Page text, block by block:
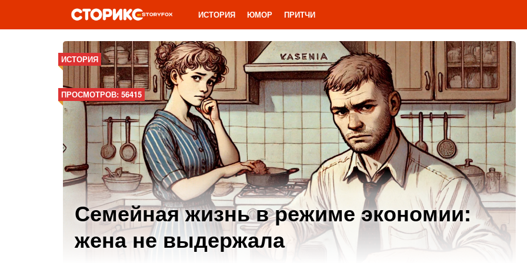
ИСТОРИЯ ЮМОР ПРИТЧИ
ИСТОРИЯ
ПРОСМОТРОВ: 56415
Семейная жизнь в режиме экономии:
жена не выдержала